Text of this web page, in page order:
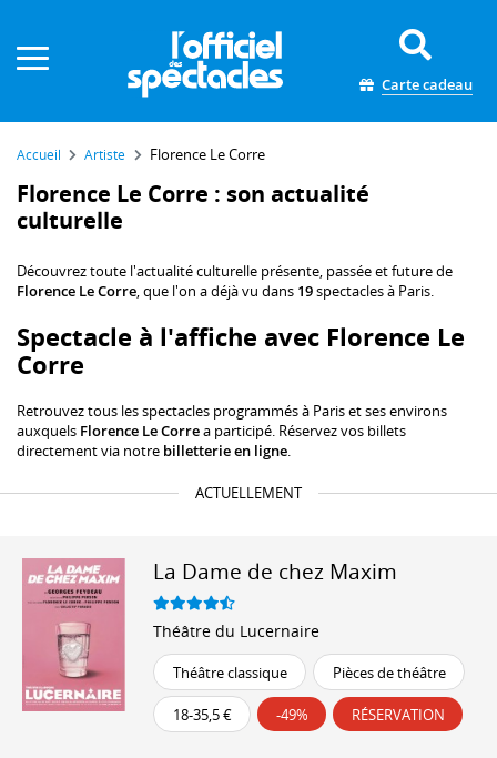
Carte cadeau
Accueil Artiste Florence Le Corre
Florence Le Corre : son actualité
culturelle
Découvrez toute l'actualité culturelle présente, passée et future de
Florence Le Corre, que l'on a déjà vu dans 19spectacles à Paris.
Spectacle à l'affiche avec Florence Le
Corre
Retrouvez tous les spectacles programmés à Paris et ses environs
auxquels Florence Le Correa participé. Réservez vos billets
directement via notre billetterie en ligne.
ACTUELLEMENT
La Dame de chez Maxim
Théâtre du Lucernaire
Théâtre classique Pièces de théâtre
18-35,5 € -49% RÉSERVATION